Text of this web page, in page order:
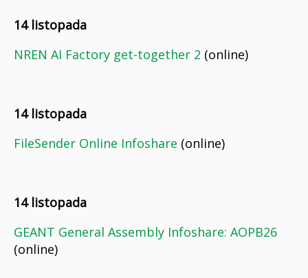
14 listopada
NREN AI Factory get-together 2 (online)
14 listopada
FileSender Online Infoshare (online)
14 listopada
GEANT General Assembly Infoshare: AOPB26
(online)